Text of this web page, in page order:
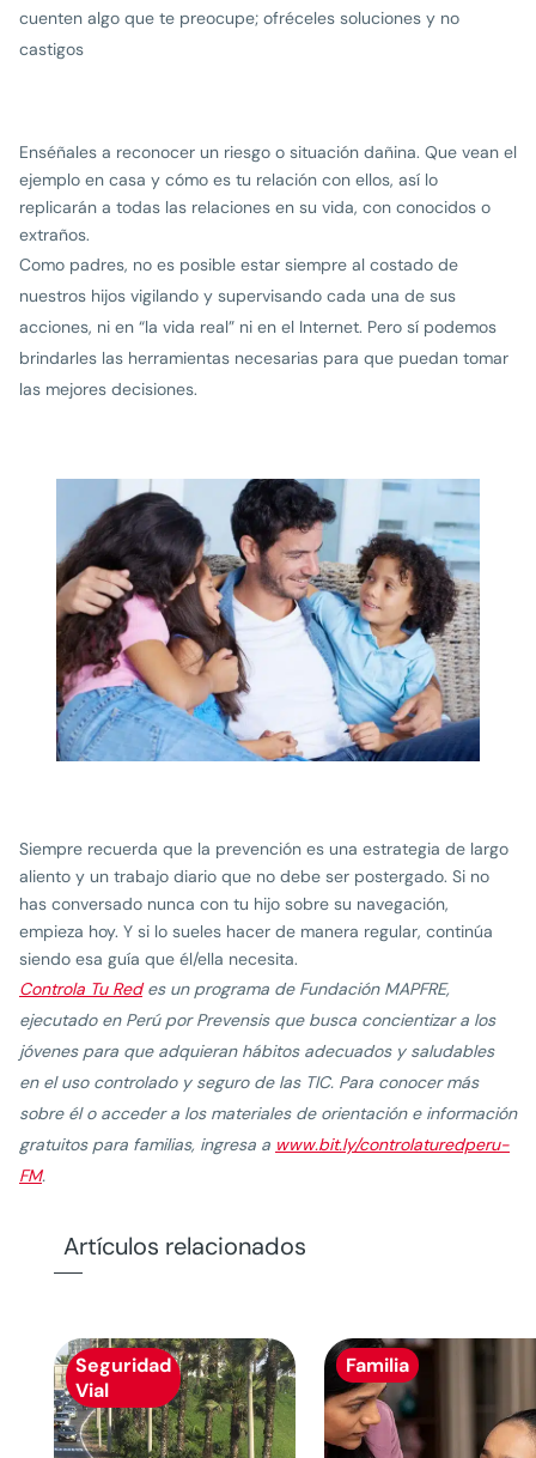
cuenten algo que te preocupe; ofréceles soluciones y no
castigos
Enséñales a reconocer un riesgo o situación dañina. Que vean el
ejemplo en casa y cómo es tu relación con ellos, así lo
replicarán a todas las relaciones en su vida, con conocidos o
extraños.
Como padres, no es posible estar siempre al costado de
nuestros hijos vigilando y supervisando cada una de sus
acciones, ni en “la vida real” ni en el Internet. Pero sí podemos
brindarles las herramientas necesarias para que puedan tomar
las mejores decisiones.
Siempre recuerda que la prevención es una estrategia de largo
aliento y un trabajo diario que no debe ser postergado. Si no
has conversado nunca con tu hijo sobre su navegación,
empieza hoy. Y si lo sueles hacer de manera regular, continúa
siendo esa guía que él/ella necesita.
Controla Tu Redes un programa de Fundación MAPFRE,
ejecutado en Perú por Prevensis que busca concientizar a los
jóvenes para que adquieran hábitos adecuados y saludables
en el uso controlado y seguro de las TIC. Para conocer más
sobre él o acceder a los materiales de orientación e información
gratuitos para familias, ingresa a www.bit.ly/controlaturedperu-
FM.
Artículos relacionados
Seguridad
Vial
Familia